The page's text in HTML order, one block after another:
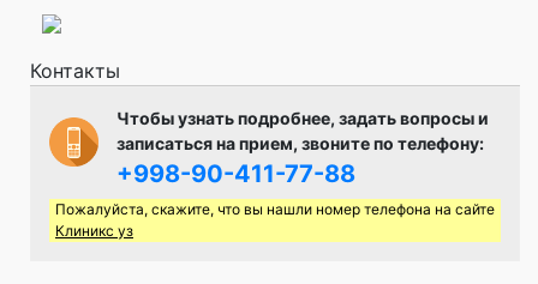
Контакты
Чтобы узнать подробнее, задать вопросы и
записаться на прием, звоните по телефону:
+998-90-411-77-88
Пожалуйста, скажите, что вы нашли номер телефона на сайте
Клиникс уз